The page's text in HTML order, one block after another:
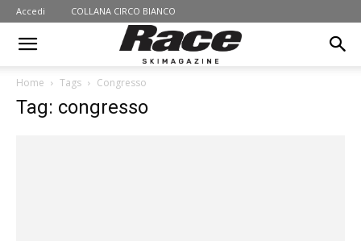
Accedi COLLANA CIRCO BIANCO
Home Tags Congresso
Tag: congresso